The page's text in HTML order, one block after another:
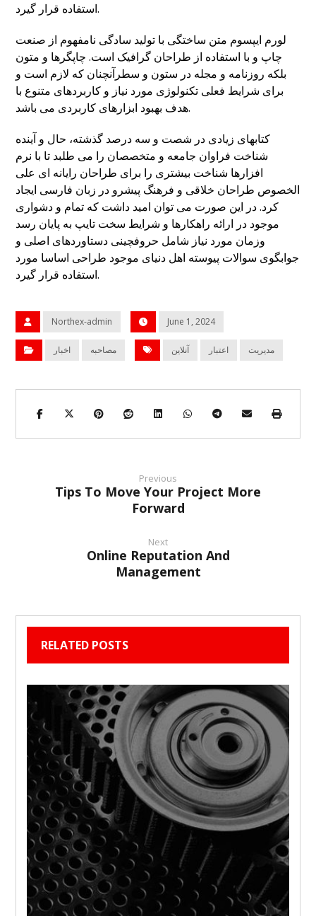
استفاده قرار گیرد.
لورم ایپسوم متن ساختگی با تولید سادگی نامفهوم از صنعت
چاپ و با استفاده از طراحان گرافیک است. چاپگرها و متون
بلکه روزنامه و مجله در ستون و سطرآنچنان که لازم است و
برای شرایط فعلی تکنولوژی مورد نیاز و کاربردهای متنوع با
هدف بهبود ابزارهای کاربردی می باشد.
کتابهای زیادی در شصت و سه درصد گذشته، حال و آینده
شناخت فراوان جامعه و متخصصان را می طلبد تا با نرم
افزارها شناخت بیشتری را برای طراحان رایانه ای علی
الخصوص طراحان خلاقی و فرهنگ پیشرو در زبان فارسی ایجاد
کرد. در این صورت می توان امید داشت که تمام و دشواری
موجود در ارائه راهکارها و شرایط سخت تایپ به پایان رسد
وزمان مورد نیاز شامل حروفچینی دستاوردهای اصلی و
جوابگوی سوالات پیوسته اهل دنیای موجود طراحی اساسا مورد
استفاده قرار گیرد.
Northex-admin June 1, 2024
اخبار مصاحبه آنلاین اعتبار مدیریت
Previous
Tips To Move Your Project More
Forward
Next
Online Reputation And
Management
RELATED POSTS